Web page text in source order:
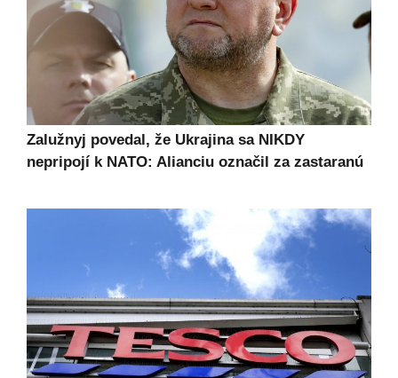
Zalužnyj povedal, že Ukrajina sa NIKDY
nepripojí k NATO: Alianciu označil za zastaranú